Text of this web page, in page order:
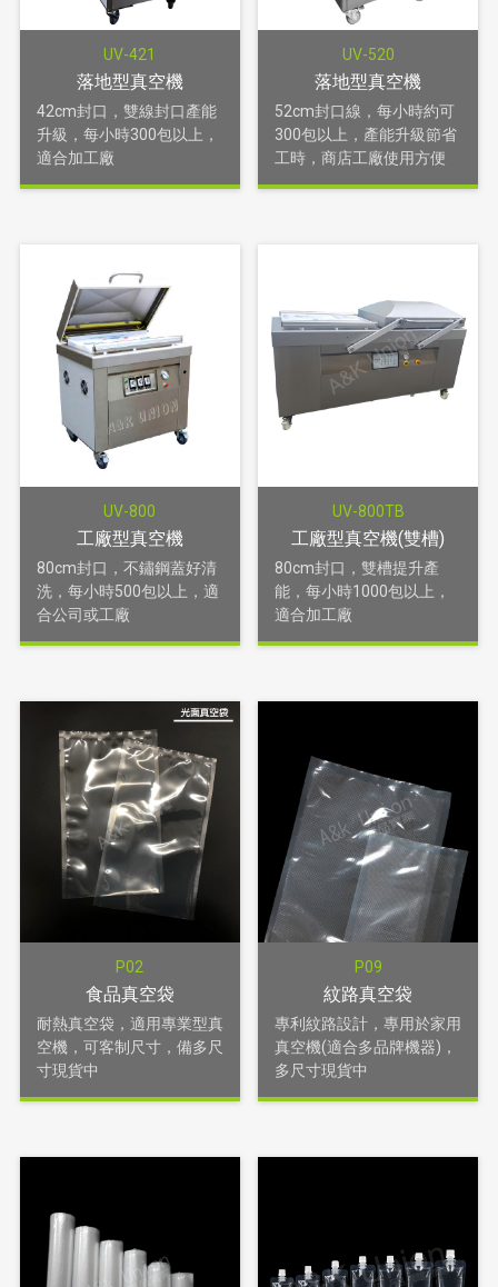
UV-421
落地型真空機
42cm封口，雙線封口產能
升級，每小時300包以上，
適合加工廠
UV-520
落地型真空機
52cm封口線，每小時約可
300包以上，產能升級節省
工時，商店工廠使用方便
UV-800
工廠型真空機
80cm封口，不鏽鋼蓋好清
洗，每小時500包以上，適
合公司或工廠
UV-800TB
工廠型真空機(雙槽)
80cm封口，雙槽提升產
能，每小時1000包以上，
適合加工廠
P02
食品真空袋
耐熱真空袋，適用專業型真
空機，可客制尺寸，備多尺
寸現貨中
P09
紋路真空袋
專利紋路設計，專用於家用
真空機(適合多品牌機器)，
多尺寸現貨中